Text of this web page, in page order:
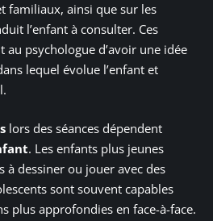
familiaux, ainsi que sur les
l’enfant à consulter. Ces
psychologue d’avoir une idée
lequel évolue l’enfant et
lors des séances dépendent
. Les enfants plus jeunes
à dessiner ou jouer avec des
sont souvent capables
plus approfondies en face-à-face.